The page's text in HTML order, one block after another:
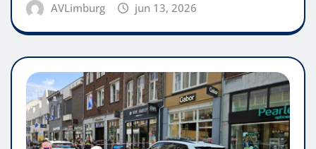
AVLimburg jun 13, 2026